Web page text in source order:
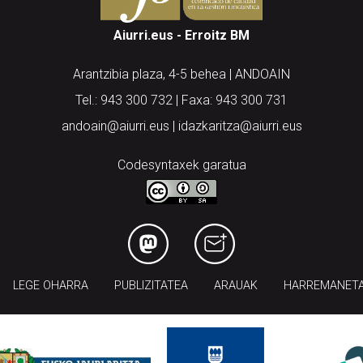
Aiurri.eus - Erroitz BM
Arantzibia plaza, 4-5 behea | ANDOAIN
Tel.: 943 300 732 | Faxa: 943 300 731
andoain@aiurri.eus | idazkaritza@aiurri.eus
Codesyntaxek garatua
LEGE OHARRA PUBLIZITATEA ARAUAK